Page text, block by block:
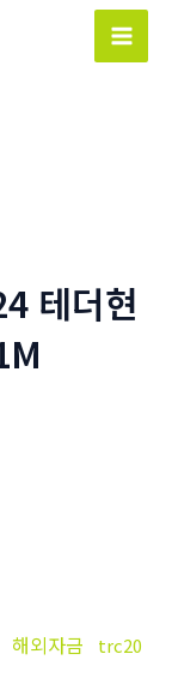
Main
테더현
해외자금
trc20